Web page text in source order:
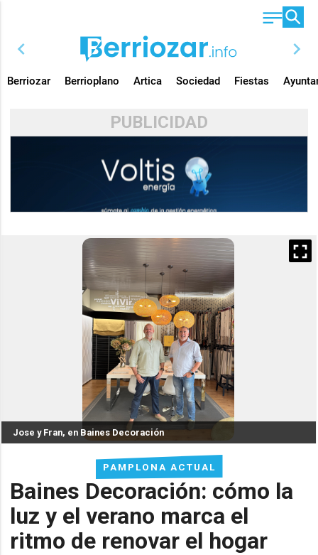
chevron_left chevron_right
Berriozar Berrioplano Artica Sociedad Fiestas
PUBLICIDAD
PAMPLONA ACTUAL
Baines Decoración: cómo la
luz y el verano marca el
ritmo de renovar el hogar
Jose y Fran, en Baines Decoración